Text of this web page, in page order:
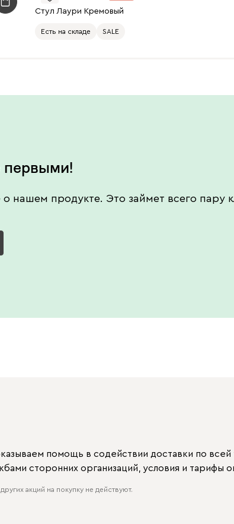
Стул Лаури Кремовый
Есть на складе SALE
первыми!
нашем продукте. Это займет всего пару
помощь в содействии доставки по
сторонних организаций, условия и тарифы
акций на покупку не действуют.